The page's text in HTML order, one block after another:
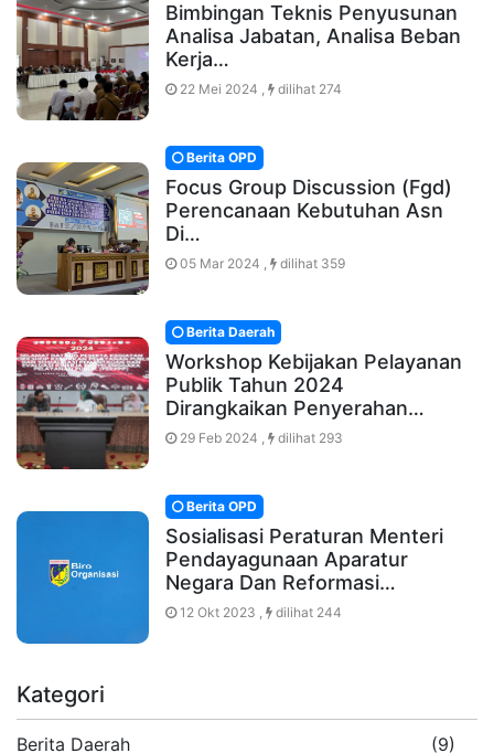
Bimbingan Teknis Penyusunan
Analisa Jabatan, Analisa Beban
Kerja…
22 Mei 2024 , dilihat 274
Berita OPD
Focus Group Discussion (Fgd)
Perencanaan Kebutuhan Asn
Di…
05 Mar 2024 , dilihat 359
Berita Daerah
Workshop Kebijakan Pelayanan
Publik Tahun 2024
Dirangkaikan Penyerahan…
29 Feb 2024 , dilihat 293
Berita OPD
Sosialisasi Peraturan Menteri
Pendayagunaan Aparatur
Negara Dan Reformasi…
12 Okt 2023 , dilihat 244
Kategori
Berita Daerah (9)